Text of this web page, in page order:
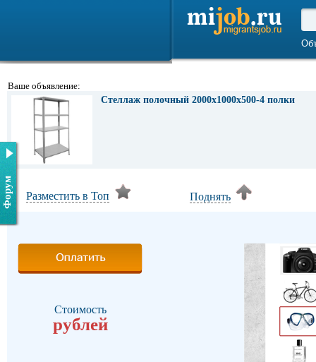
Форум
Ваше объявление:
Стеллаж полочный 2000х1000х500-4 полки
Разместить в Топ Поднять
Стоимость
рублей